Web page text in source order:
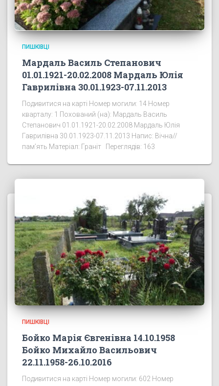
ПИШКІВЦІ
Мардаль Василь Степанович
01.01.1921-20.02.2008 Мардаль Юлія
Гаврилівна 30.01.1923-07.11.2013
Подивитися на карті Номер могили: 14 Номер
кварталу: 1 Похований (на): Мардаль Василь
Степанович 01.01.1921-20.02.2008 Мардаль Юлія
Гаврилівна 30.01.1923-07.11.2013 Напис: Вічна//
пам’ять Матеріал: Граніт Переглядів: 163
ПИШКІВЦІ
Бойко Марія Євгенівна 14.10.1958
Бойко Михайло Васильович
22.11.1958-26.10.2016
Подивитися на карті Номер могили: 602 Номер